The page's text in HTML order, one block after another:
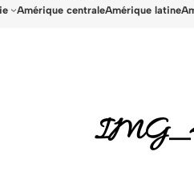
Amérique centraleAmérique latine